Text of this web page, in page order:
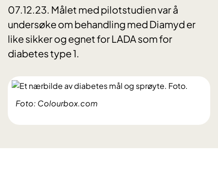
07.12.23. Målet med pilotstudien var å
undersøke om behandling med Diamyd er
like sikker og egnet for LADA som for
diabetes type 1.
Foto: Colourbox.com